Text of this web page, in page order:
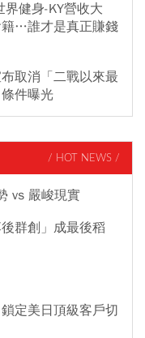
健身-KY營收大
籍…誰才是真正賺錢
取消「二戰以來最
件曝光
/ HOT NEWS /
vs 嚴峻現實
群創」成最後稻
定美日頂級客戶切